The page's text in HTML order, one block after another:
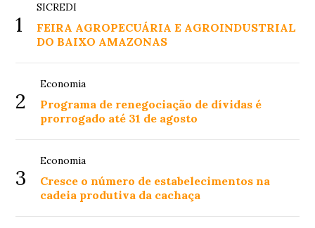
1
SICREDI
FEIRA AGROPECUÁRIA E AGROINDUSTRIAL
DO BAIXO AMAZONAS
2
Economia
Programa de renegociação de dívidas é
prorrogado até 31 de agosto
3
Economia
Cresce o número de estabelecimentos na
cadeia produtiva da cachaça